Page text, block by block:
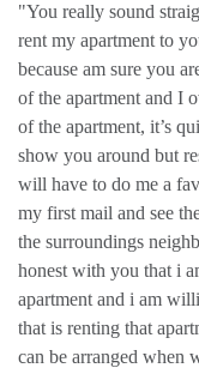
"You really sound
rent my apartment to
because am sure you
of the apartment and I
of the apartment, it’s
show you around but
will have to do me a
my first mail and see
the surroundings
honest with you that i
apartment and i am
that is renting that
can be arranged when